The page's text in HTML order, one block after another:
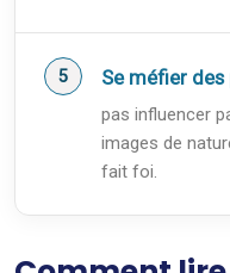
Se méfier
pas influencer
images de
fait foi.